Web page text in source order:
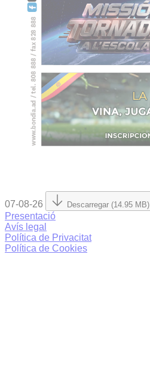
07-08-26 Descarregar (14.95 MB)
Presentació
Avís legal
Política de Privacitat
Política de Cookies